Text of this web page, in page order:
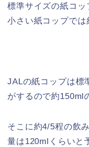
標準サイズの紙コッ
小さい紙コップでは
JALの紙コップは標
がするので約150ml
そこに約4/5程の飲
量は120mlくらいと